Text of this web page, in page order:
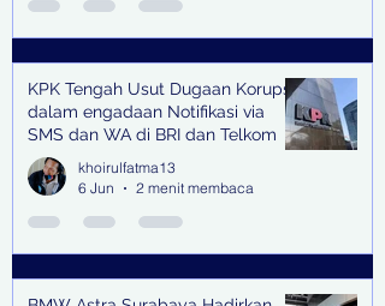
KPK Tengah Usut Dugaan Korupsi
dalam engadaan Notifikasi via
SMS dan WA di BRI dan Telkom
khoirulfatma13
6 Jun
2 menit membaca